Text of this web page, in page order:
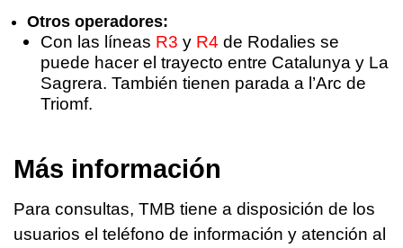
Otros operadores:
Con las líneas R3 y R4 de Rodalies se
puede hacer el trayecto entre Catalunya y La
Sagrera. También tienen parada a l’Arc de
Triomf.
Más información
Para consultas, TMB tiene a disposición de los
usuarios el teléfono de información y atención al